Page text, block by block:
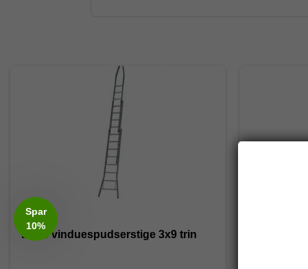
Dirks vinduespudserstige 3x9 trin
Spar
10%